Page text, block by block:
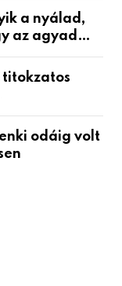
a nyálad,
az agyad…
titokzatos
odáig volt